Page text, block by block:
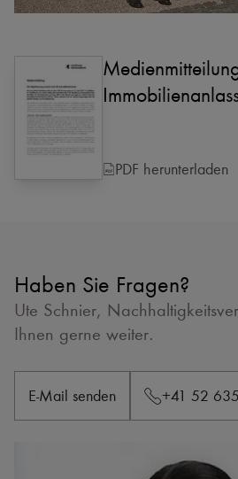
PDF herunterladen
Haben Sie Fragen?
Ute Schnier,
Ihnen gerne weiter.
E-Mail senden +41 52